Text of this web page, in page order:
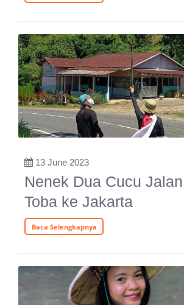
13 June 2023
Nenek Dua Cucu
Toba ke Jakarta
Baca Selengkapnya